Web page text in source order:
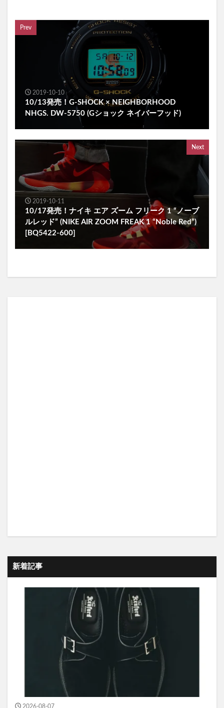
Prev
2019-10-10
10/13発売！G-SHOCK × NEIGHBORHOOD
NHGS. DW-5750 (Gショック ネイバーフッド)
Next
2019-10-11
10/17発売！ナイキ エア ズーム フリーク 1 “ノーブ
ルレッド” (NIKE AIR ZOOM FREAK 1 “Noble Red”)
[BQ5422-600]
新着記事
2026-08-07